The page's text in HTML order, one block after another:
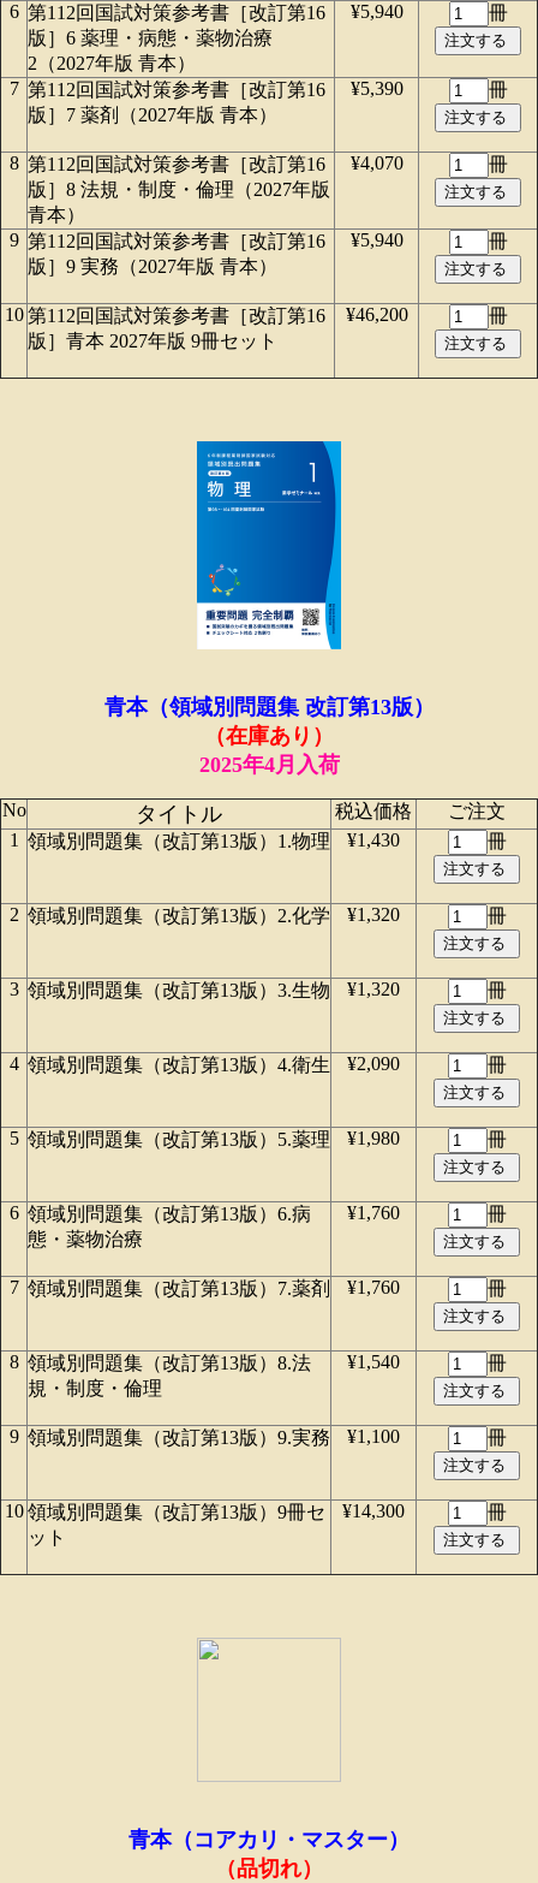
6 第112回国試対策参考書［改訂第16
版］6 薬理・病態・薬物治療
2（2027年版 青本）
¥5,940 冊
7 第112回国試対策参考書［改訂第16
版］7 薬剤（2027年版 青本）
¥5,390 冊
8 第112回国試対策参考書［改訂第16
版］8 法規・制度・倫理（2027年版
青本）
¥4,070 冊
9 第112回国試対策参考書［改訂第16
版］9 実務（2027年版 青本）
¥5,940 冊
10 第112回国試対策参考書［改訂第16
版］青本 2027年版 9冊セット
¥46,200 冊
青本（領域別問題集 改訂第13版）
（在庫あり）
2025年4月入荷
No タイトル 税込価格
ご注文
1 領域別問題集（改訂第13版）1.物理 ¥1,430 冊
2 領域別問題集（改訂第13版）2.化学 ¥1,320 冊
3 領域別問題集（改訂第13版）3.生物 ¥1,320 冊
4 領域別問題集（改訂第13版）4.衛生 ¥2,090 冊
5 領域別問題集（改訂第13版）5.薬理 ¥1,980 冊
6 領域別問題集（改訂第13版）6.病
態・薬物治療
¥1,760 冊
7 領域別問題集（改訂第13版）7.薬剤 ¥1,760 冊
8 領域別問題集（改訂第13版）8.法
規・制度・倫理
¥1,540 冊
9 領域別問題集（改訂第13版）9.実務 ¥1,100 冊
10 領域別問題集（改訂第13版）9冊セ
ット
¥14,300 冊
青本（コアカリ・マスター）
（品切れ）